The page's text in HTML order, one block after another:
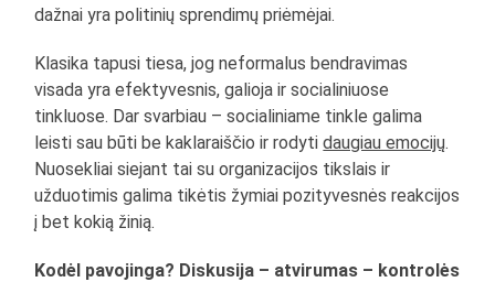
dažnai yra politinių sprendimų priėmėjai.
Klasika tapusi tiesa, jog neformalus bendravimas
visada yra efektyvesnis, galioja ir socialiniuose
tinkluose. Dar svarbiau – socialiniame tinkle galima
leisti sau būti be kaklaraiščio ir rodytidaugiau emocijų.
Nuosekliai siejant tai su organizacijos tikslais ir
užduotimis galima tikėtis žymiai pozityvesnės reakcijos
į bet kokią žinią.
Kodėl pavojinga? Diskusija – atvirumas – kontrolės